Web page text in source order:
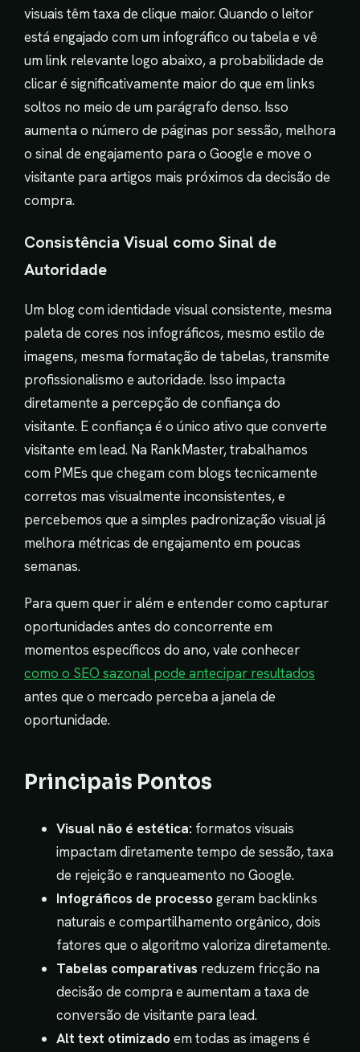
visuais têm taxa de clique maior. Quando o leitor
está engajado com um infográfico ou tabela e vê
um link relevante logo abaixo, a probabilidade de
clicar é significativamente maior do que em links
soltos no meio de um parágrafo denso. Isso
aumenta o número de páginas por sessão, melhora
o sinal de engajamento para o Google e move o
visitante para artigos mais próximos da decisão de
compra.
Consistência Visual como Sinal de
Autoridade
Um blog com identidade visual consistente, mesma
paleta de cores nos infográficos, mesmo estilo de
imagens, mesma formatação de tabelas, transmite
profissionalismo e autoridade. Isso impacta
diretamente a percepção de confiança do
visitante. E confiança é o único ativo que converte
visitante em lead. Na RankMaster, trabalhamos
com PMEs que chegam com blogs tecnicamente
corretos mas visualmente inconsistentes, e
percebemos que a simples padronização visual já
melhora métricas de engajamento em poucas
semanas.
Para quem quer ir além e entender como capturar
oportunidades antes do concorrente em
momentos específicos do ano, vale conhecer
como o SEO sazonal pode antecipar resultados
antes que o mercado perceba a janela de
oportunidade.
Principais Pontos
Visual não é estética: formatos visuais
impactam diretamente tempo de sessão, taxa
de rejeição e ranqueamento no Google.
Infográficos de processo geram backlinks
naturais e compartilhamento orgânico, dois
fatores que o algoritmo valoriza diretamente.
Tabelas comparativas reduzem fricção na
decisão de compra e aumentam a taxa de
conversão de visitante para lead.
Alt text otimizado em todas as imagens é